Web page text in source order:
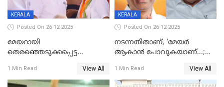
KERALA
Posted On 26-12-2025
മേയറായി
തെരഞ്ഞെടുക്കപ്പെട്ട
ആദ്യ വോട്ട് അസാധു; കണ്ണൂർ
ഡെപ്യൂട്ടി മേയർ സ്ഥാനത്ത്
1 Min Read View All
KERALA
Posted On 26-12-2025
നടന്നതിതാണ്, ‘മേയർ
ആകാൻ പോവുകയാണ്...;
മുഖ്യമന്ത്രിയുടെ ഓഫീസ്
തന്നെ വിശദീകരിയ്ക്കുന്നു;
1 Min Read View All